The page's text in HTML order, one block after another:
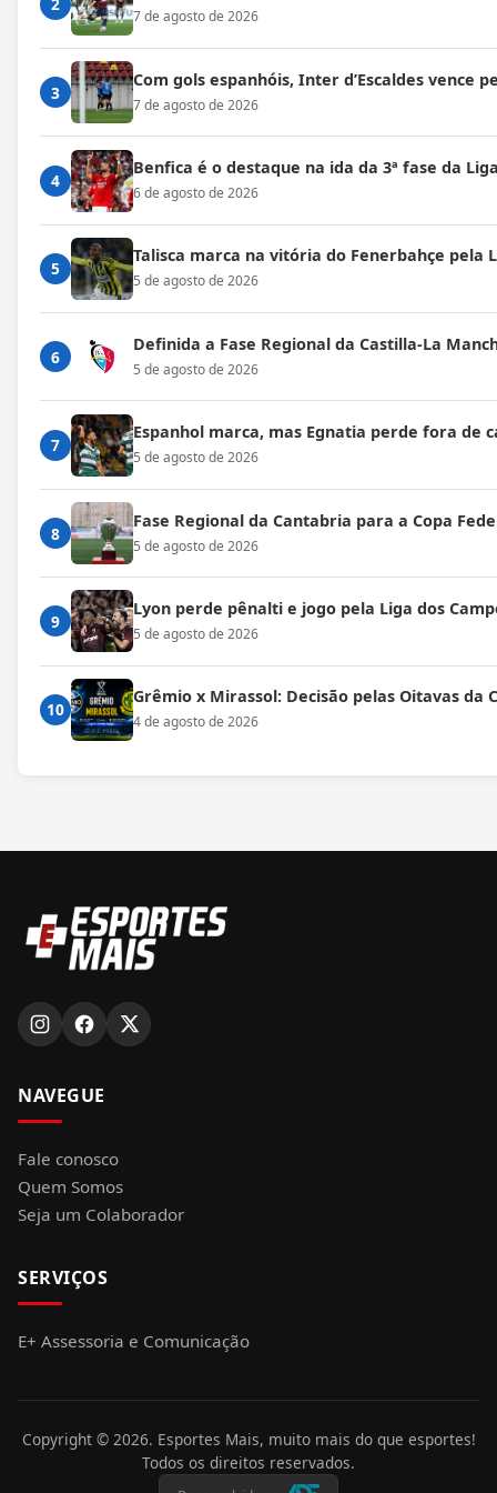
7 de agosto de 2026
3
Com gols espanhóis, Inter d’Escaldes vence
7 de agosto de 2026
4
Benfica é o destaque na ida da 3ª fase da
6 de agosto de 2026
5
Talisca marca na vitória do Fenerbahçe pela
5 de agosto de 2026
6
Definida a Fase Regional da Castilla-La
5 de agosto de 2026
7
Espanhol marca, mas Egnatia perde fora de
5 de agosto de 2026
8
Fase Regional da Cantabria para a Copa
5 de agosto de 2026
9
Lyon perde pênalti e jogo pela Liga dos
5 de agosto de 2026
10
Grêmio x Mirassol: Decisão pelas Oitavas da
4 de agosto de 2026
NAVEGUE
Fale conosco
Quem Somos
Seja um Colaborador
SERVIÇOS
E+ Assessoria e Comunicação
Copyright © 2026. Esportes Mais, muito mais do que esportes!
Todos os direitos reservados.